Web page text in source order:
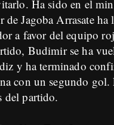
Ha sido en el
de Jagoba Arrasate ha
a favor del equipo
Budimir se ha
y ha terminado
con un segundo gol.
del partido.